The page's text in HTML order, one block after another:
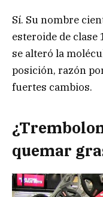
Sí. Su nombre
esteroide de
se alteró la
posición, razón
fuertes cambios.
¿
quemar